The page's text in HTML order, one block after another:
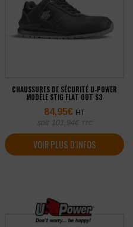
CHAUSSURES DE SÉCURITÉ U-POWER
MODÈLE STIG FLAT OUT S3
84,95€ HT
soit 101,94€ TTC
VOIR PLUS D'INFOS